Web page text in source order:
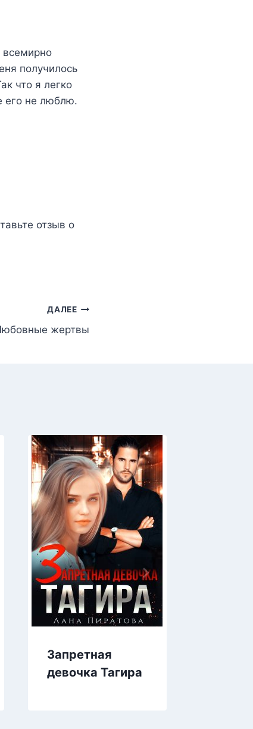
всемирно
получилось
что я легко
его не люблю.
отзыв о
ДАЛЕЕ
жертвы
Запретная
девочка Тагира